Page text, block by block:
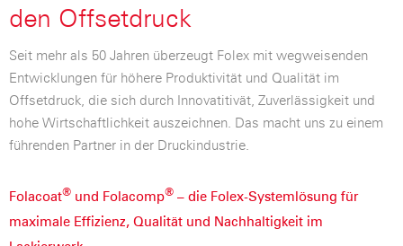
den Offsetdruck
Seit mehr als 50 Jahren überzeugt Folex mit wegweisenden
Entwicklungen für höhere Produktivität und Qualität im
Offsetdruck, die sich durch Innovatitivät, Zuverlässigkeit und
hohe Wirtschaftlichkeit auszeichnen. Das macht uns zu einem
führenden Partner in der Druckindustrie.
Folacoat® und Folacomp® – die Folex-Systemlösung für
maximale Effizienz, Qualität und Nachhaltigkeit im